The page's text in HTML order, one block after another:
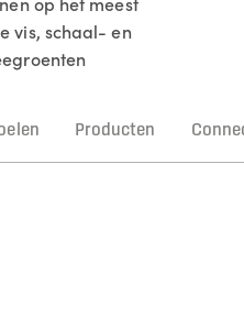
vis, schaal- en
Producten